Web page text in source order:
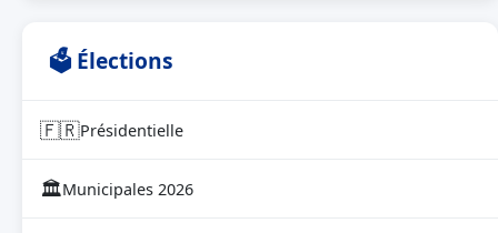
🗳 Élections
🇫🇷Présidentielle
🏛Municipales 2026